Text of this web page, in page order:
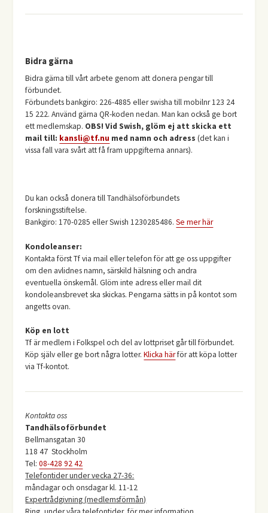
Bidra gärna
Bidra gärna till vårt arbete genom att donera pengar till
förbundet.
Förbundets bankgiro: 226-4885 eller swisha till mobilnr 123 24
15 222. Använd gärna QR-koden nedan. Man kan också ge bort
ett medlemskap. OBS! Vid Swish, glöm ej att skicka ett
mail till: kansli@tf.nu med namn och adress (det kan i
vissa fall vara svårt att få fram uppgifterna annars).
Du kan också donera till Tandhälsoförbundets
forskningsstiftelse.
Bankgiro: 170-0285 eller Swish 1230285486.Se mer här
Kondoleanser:
Kontakta först Tf via mail eller telefon för att ge oss uppgifter
om den avlidnes namn, särskild hälsning och andra
eventuella önskemål. Glöm inte adress eller mail dit
kondoleansbrevet ska skickas. Pengarna sätts in på kontot som
angetts ovan.
Köp en lott
Tf är medlem i Folkspel och del av lottpriset går till förbundet.
Köp själv eller ge bort några lotter.Klicka härför att köpa lotter
via Tf-kontot.
Kontakta oss
Tandhälsoförbundet
Bellmansgatan 30
118 47 Stockholm
Tel:08-428 92 42
Telefontider under vecka 27-36:
måndagar och onsdagar kl. 11-12
Expertrådgivning (medlemsförmån)